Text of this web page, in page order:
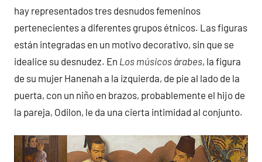
hay representados tres desnudos femeninos
pertenecientes a diferentes grupos étnicos. Las figuras
están integradas en un motivo decorativo, sin que se
idealice su desnudez. En Los músicos árabes, la figura
de su mujer Hanenah a la izquierda, de pie al lado de la
puerta, con un niño en brazos, probablemente el hijo de
la pareja, Odilon, le da una cierta intimidad al conjunto.